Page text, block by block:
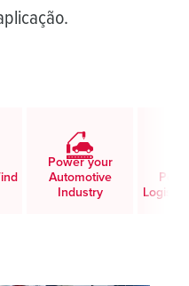
Power your
Automotive
Industry